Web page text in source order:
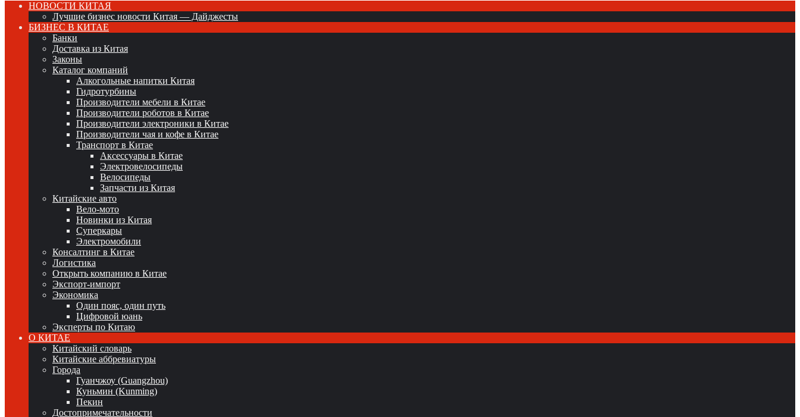
НОВОСТИ КИТАЯ
Лучшие бизнес новости Китая — Дайджесты
БИЗНЕС В КИТАЕ
Банки
Доставка из Китая
Законы
Каталог компаний
Алкогольные напитки Китая
Гидротурбины
Производители мебели в Китае
Производители роботов в Китае
Производители электроники в Китае
Производители чая и кофе в Китае
Транспорт в Китае
Аксессуары в Китае
Электровелосипеды
Велосипеды
Запчасти из Китая
Китайские авто
Вело-мото
Новинки из Китая
Суперкары
Электромобили
Консалтинг в Китае
Логистика
Открыть компанию в Китае
Экспорт-импорт
Экономика
Один пояс, один путь
Цифровой юань
Эксперты по Китаю
О КИТАЕ
Китайский словарь
Китайские аббревиатуры
Города
Гуанчжоу (Guangzhou)
Куньмин (Kunming)
Пекин
Достопримечательности